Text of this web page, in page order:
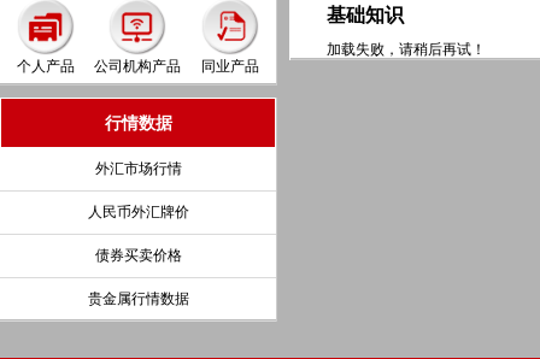
个人产品 公司机构产品 同业产品
行情数据
外汇市场行情
人民币外汇牌价
债券买卖价格
贵金属行情数据
基础知识
加载失败，请稍后再试！